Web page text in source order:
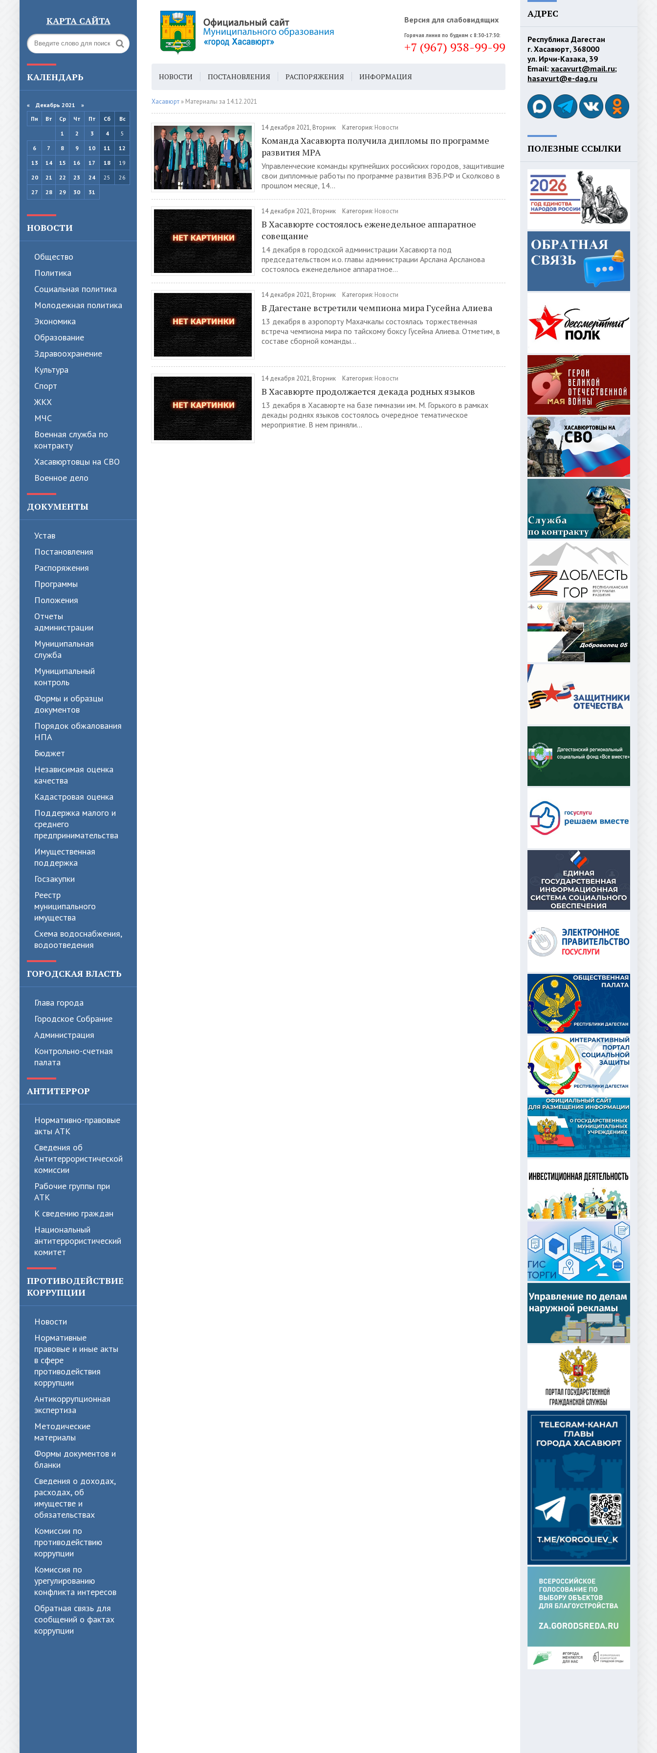
КАРТА САЙТА Версия для слабовидящих
Горячая линия по будням с 8:30-17:30:
+7 (967) 938-99-99
КАЛЕНДАРЬ
« Декабрь 2021 »
Пн
Вт Ср Чт Пт Сб
Вс
1
2 3 4
5
6
7 8 9 10 11
12
13
14 15 16 17 18
19
20
21 22 23 24 25
26
27
28 29 30 31
НОВОСТИ
Общество
Политика
Cоциальная политика
Молодежная политика
Экономика
Образование
Здравоохранение
Культура
Спорт
ЖКХ
МЧС
Военная служба по
контракту
Хасавюртовцы на СВО
Военное дело
ДОКУМЕНТЫ
Устав
Постановления
Распоряжения
Программы
Положения
Отчеты
администрации
Муниципальная
служба
Муниципальный
контроль
Формы и образцы
документов
Порядок обжалования
НПА
Бюджет
Независимая оценка
качества
Кадастровая оценка
Поддержка малого и
среднего
предпринимательства
Имущественная
поддержка
Госзакупки
Реестр
муниципального
имущества
Схема водоснабжения,
водоотведения
ГОРОДСКАЯ ВЛАСТЬ
Глава города
Городское Собрание
Администрация
Контрольно-счетная
палата
АНТИТЕРРОР
Нормативно-правовые
акты АТК
Сведения об
Антитеррористической
комиссии
Рабочие группы при
АТК
К сведению граждан
Национальный
антитеррористический
комитет
ПРОТИВОДЕЙСТВИЕ
КОРРУПЦИИ
Новости
Нормативные
правовые и иные акты
в сфере
противодействия
коррупции
Антикоррупционная
экспертиза
Методические
материалы
Формы документов и
бланки
Сведения о доходах,
расходах, об
имуществе и
обязательствах
Комиссии по
противодействию
коррупции
Комиссия по
урегулированию
конфликта интересов
Обратная связь для
сообщений о фактах
коррупции
НОВОСТИ ПОСТАНОВЛЕНИЯ РАСПОРЯЖЕНИЯ ИНФОРМАЦИЯ
ГОРОДСКАЯ СРЕДА ГЕН. ПЛАН
Хасавюрт » Материалы за 14.12.2021
14 декабря 2021, Вторник Категория: Новости
Команда Хасавюрта получила дипломы по программе
развития MPA
Управленческие команды крупнейших российских городов, защитившие
свои дипломные работы по программе развития ВЭБ.РФ и Сколково в
прошлом месяце, 14...
14 декабря 2021, Вторник Категория: Новости
В Хасавюрте состоялось еженедельное аппаратное
совещание
14 декабря в городской администрации Хасавюрта под
председательством и.о. главы администрации Арслана Арсланова
состоялось еженедельное аппаратное...
14 декабря 2021, Вторник Категория: Новости
В Дагестане встретили чемпиона мира Гусейна Алиева
13 декабря в аэропорту Махачкалы состоялась торжественная
встреча чемпиона мира по тайскому боксу Гусейна Алиева. Отметим, в
составе сборной команды...
14 декабря 2021, Вторник Категория: Новости
В Хасавюрте продолжается декада родных языков
13 декабря в Хасавюрте на базе гимназии им. М. Горького в рамках
декады роднях языков состоялось очередное тематическое
мероприятие. В нем приняли...
АДРЕС
Республика Дагестан
г. Хасавюрт, 368000
ул. Ирчи-Казака, 39
Email: xacavurt@mail.ru;
hasavurt@e-dag.ru
ПОЛЕЗНЫЕ ССЫЛКИ